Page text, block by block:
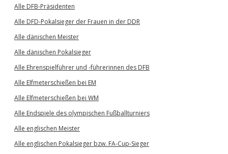
Alle DFB-Präsidenten
Alle DFD-Pokalsieger der Frauen in der DDR
Alle dänischen Meister
Alle dänischen Pokalsieger
Alle Ehrenspielführer und -führerinnen des DFB
Alle Elfmeterschießen bei EM
Alle Elfmeterschießen bei WM
Alle Endspiele des olympischen Fußballturniers
Alle englischen Meister
Alle englischen Pokalsieger bzw. FA-Cup-Sieger